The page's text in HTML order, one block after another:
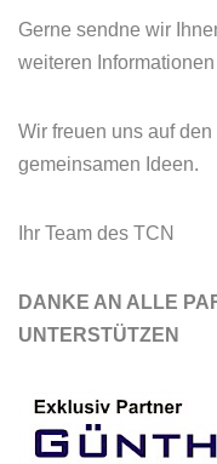
Gerne sendne wir
weiteren Informationen
Wir freuen uns auf
gemeinsamen Ideen.
Ihr Team des TCN
DANKE AN ALLE
UNTERSTÜTZEN